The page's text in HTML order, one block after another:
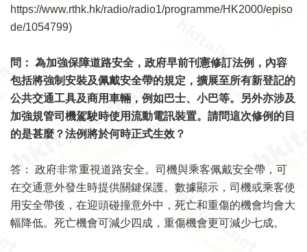
https://www.rthk.hk/radio/radio1/programme/HK2000/episo
de/1054799)
問： 為加強保障道路安全，政府早前刊憲修訂法例，內容
包括將強制安裝及佩戴安全帶的規定，擴展至所有新登記的
公共交通工具及商用車輛，例如巴士、小巴等。另外亦涉及
加強規管司機駕駛時使用流動電訊裝置。請問這次修例的目
的是甚麼？法例將於何時正式生效？
答： 政府非常重視道路安全。司機與乘客佩戴安全帶，可
在交通意外發生時提供關鍵保護。數據顯示，司機或乘客使
用安全帶後，在迎頭碰撞意外中，死亡和重傷的機會均會大
幅降低。死亡機會可減少四成，重傷機會更可減少七成。